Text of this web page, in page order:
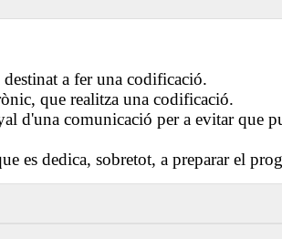
a fer una codificació.
que realitza una codificació.
d'una comunicació per a evitar que
es dedica, sobretot, a preparar el